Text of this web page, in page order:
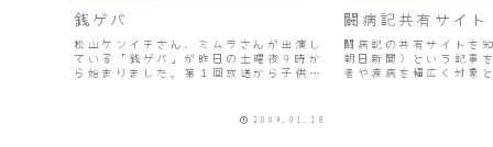
銭ゲバ
松山ケンイチさん、ミムラさんが出演し
ている「銭ゲバ」が昨日の土曜夜９時か
ら始まりました。第１回放送から子供が
ろうかと心配になってしまいました。父
親が酒を飲んで理不尽なこ...
2009.01.18
闘病記共有サイト
闘病記の共有サイト
朝日新聞）という記事
者や疾病を幅広く対象